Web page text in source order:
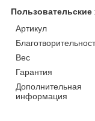
Пользовательские
Артикул
Вес
Гарантия
Дополнительная
информация